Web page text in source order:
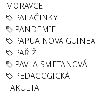
MORAVCE
PALAČINKY
PANDEMIE
PAPUA NOVA GUINEA
PAŘÍŽ
PAVLA SMETANOVÁ
PEDAGOGICKÁ
FAKULTA